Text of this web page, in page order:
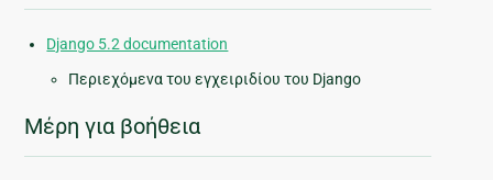
Django 5.2 documentation
Περιεχόμενα του εγχειριδίου του Django
Μέρη για βοήθεια